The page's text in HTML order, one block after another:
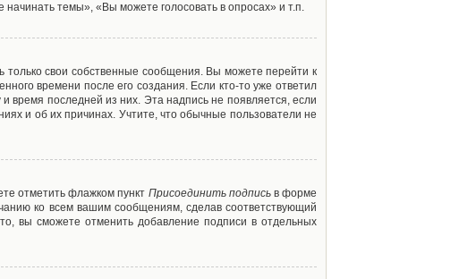
темы», «Вы можете голосовать в опросах» и т.п.
свои собственные сообщения. Вы можете перейти к
времени после его создания. Если кто-то уже ответил
время последней из них. Эта надпись не появляется, если
и об их причинах. Учтите, что обычные пользователи не
отметить флажком пункт Присоединить подписьв форме
ко всем вашим сообщениям, сделав соответствующий
вы сможете отменить добавление подписи в отдельных